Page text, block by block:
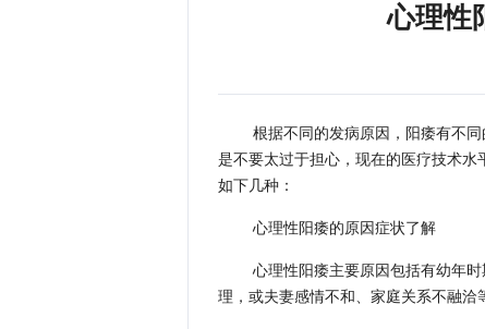
心理性
根据不同的发病原因，阳痿有不
是不要太过于担心，现在的医疗技术
如下几种：
心理性阳痿的原因症状了解
心理性阳痿主要原因包括有幼年
理，或夫妻感情不和、家庭关系不融洽